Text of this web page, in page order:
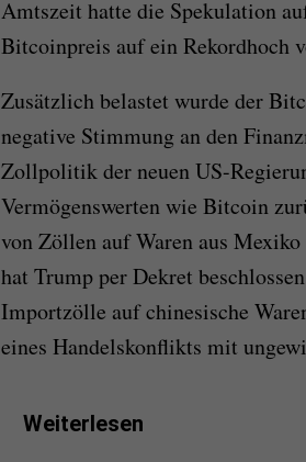
Amtszeit hatte die Spekulation
Bitcoinpreis auf ein Rekordhoch
Zusätzlich belastet wurde der
negative Stimmung an den
Zollpolitik der neuen US-
Vermögenswerten wie Bitcoin
von Zöllen auf Waren aus
hat Trump per Dekret
Importzölle auf chinesische
eines Handelskonflikts mit
Weiterlesen